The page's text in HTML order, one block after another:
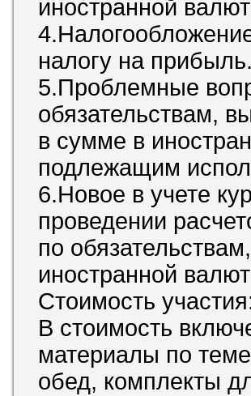
иностранной
налогу на
5.Проблемные
обязательствам,
в сумме в
подлежащим
6.Новое в учете
проведении
по
иностранной
Стоимость
В стоимость
материалы по
обед, комплекты